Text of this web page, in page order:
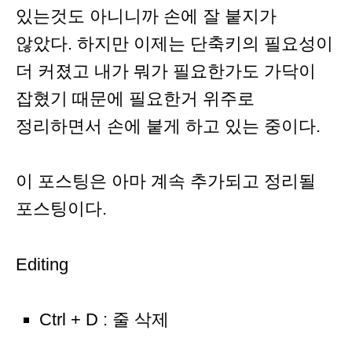
있는것도 아니니까 손에 잘 붙지가
않았다. 하지만 이제는 단축키의 필요성이
더 커졌고 내가 뭐가 필요한가도 가닥이
잡혔기 때문에 필요한거 위주로
정리하면서 손에 붙게 하고 있는 중이다.
이 포스팅은 아마 계속 추가되고 정리될
포스팅이다.
Editing
Ctrl + D : 줄 삭제